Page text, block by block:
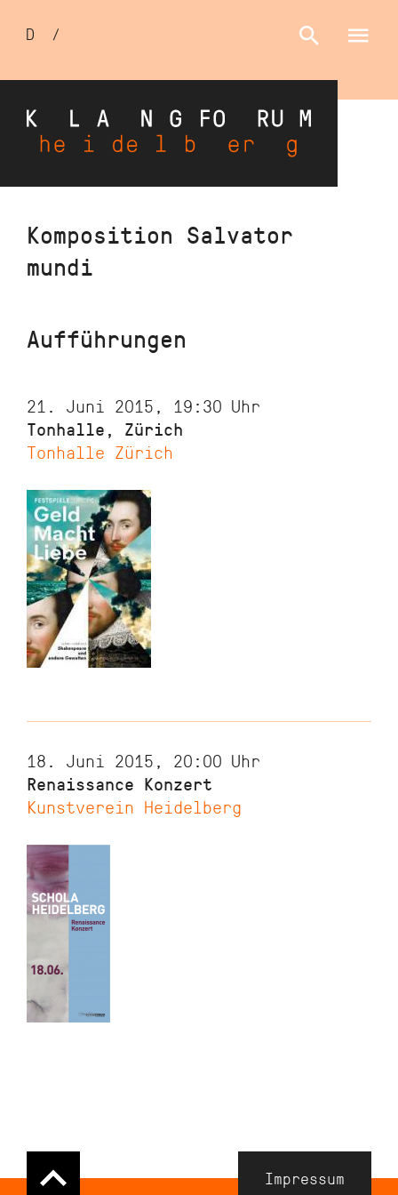
Direkt
Inhalt
Sprachumschalter
D /
Komposition Salvator
mundi
Aufführungen
21. Juni 2015, 19:30 Uhr
Tonhalle, Zürich
Tonhalle Zürich
18. Juni 2015, 20:00 Uhr
Renaissance Konzert
Kunstverein Heidelberg
Navigation
Impressum